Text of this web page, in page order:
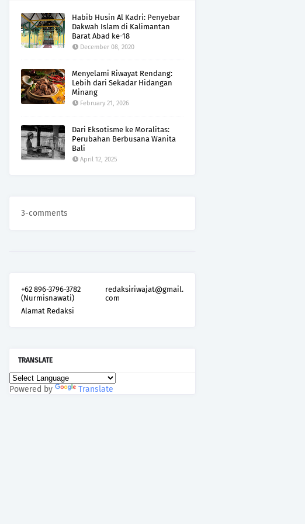
Habib Husin Al Kadri: Penyebar
Dakwah Islam di Kalimantan
Barat Abad ke-18
December 08, 2020
Menyelami Riwayat Rendang:
Lebih dari Sekadar Hidangan
Minang
February 21, 2026
Dari Eksotisme ke Moralitas:
Perubahan Berbusana Wanita
Bali
April 12, 2025
3-comments
+62 896-3796-3782
(Nurmisnawati)
redaksiriwajat@gmail.
com
Alamat Redaksi
TRANSLATE
Powered by Translate